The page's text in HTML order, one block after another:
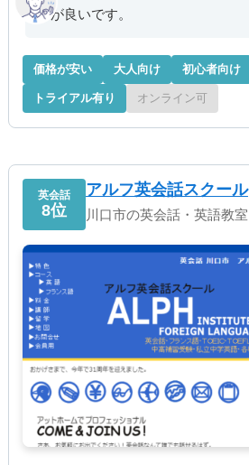
が良いです。
価格が安い 大人向け 初心者向け
トライアル有り オンライン可
英会話
8位
アルフ英会話スクール
川口市の英会話・英語教室